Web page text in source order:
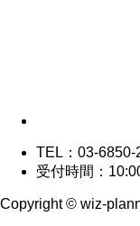
TEL：03-6850-
受付時間：
Copyright © wiz-